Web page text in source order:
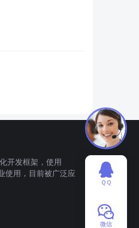
开发框架，使用
使用，目前被广泛应
ＱＱ
微信